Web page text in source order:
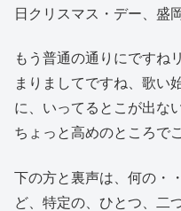
日クリスマス・デー、盛
もう普通の通りにですね
まりましてですね、歌い
に、いってるとこが出な
ちょっと高めのところで
下の方と裏声は、何の・
ど、特定の、ひとつ、二